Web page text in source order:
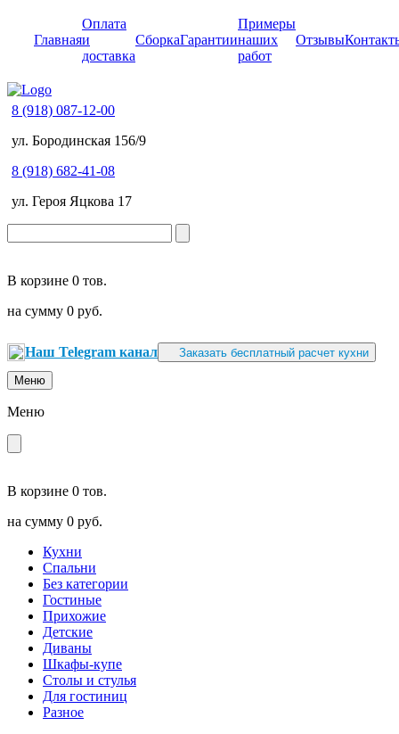
Главная
Оплата
и
доставка
СборкаГарантии
Примеры
наших
работ
Отзывы
8 (918) 087-12-00
ул. Бородинская 156/9
8 (918) 682-41-08
ул. Героя Яцкова 17
В корзине 0 тов.
на сумму 0 руб.
Наш Telegram канал Заказать бесплатный расчет кухни
Меню
Меню
В корзине 0 тов.
на сумму 0 руб.
Кухни
Спальни
Без категории
Гостиные
Прихожие
Детские
Диваны
Шкафы-купе
Столы и стулья
Для гостиниц
Разное